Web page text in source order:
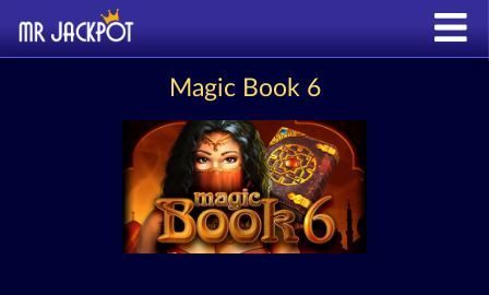
Magic Book 6